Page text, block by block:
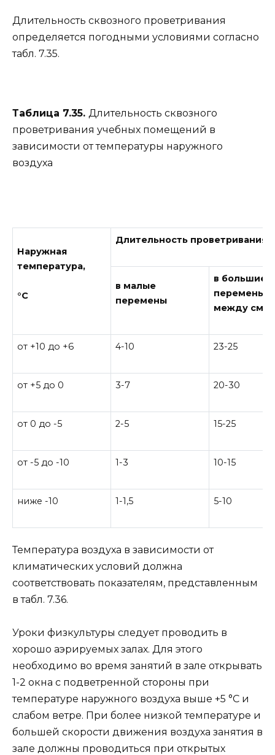
Длительность сквозного проветривания
определяется погодными условиями согласно
табл. 7.35.
Таблица 7.35. Длительность сквозного
проветривания учебных помещений в
зависимости от температуры наружного
воздуха
Наружная
температура,
°C
Длительность проветривания,
в малые
перемены
в большие
перемены и
между
от +10 до +6 4-10 23-25
от +5 до 0 3-7 20-30
от 0 до -5 2-5 15-25
от -5 до -10 1-3 10-15
ниже -10 1-1,5 5-10
Температура воздуха в зависимости от
климатических условий должна
соответствовать показателям, представленным
в табл. 7.36.
Уроки физкультуры следует проводить в
хорошо аэрируемых залах. Для этого
необходимо во время занятий в зале открывать
1-2 окна с подветренной стороны при
температуре наружного воздуха выше +5 °С и
слабом ветре. При более низкой температуре и
большей скорости движения воздуха занятия в
зале должны проводиться при открытых